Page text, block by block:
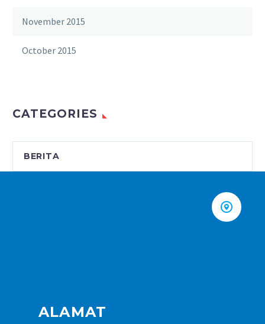
November 2015
October 2015
CATEGORIES
BERITA


ALAMAT